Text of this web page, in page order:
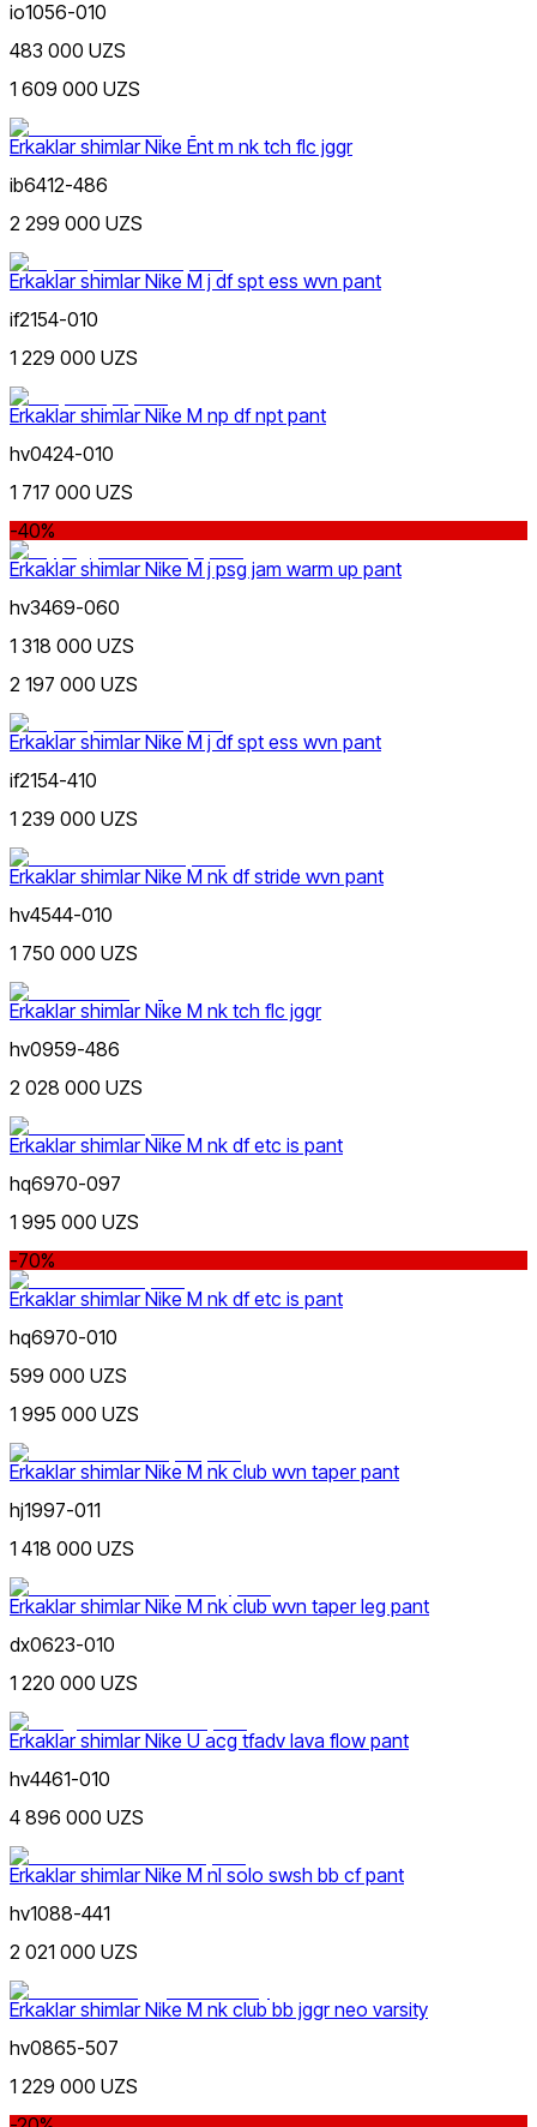
Qizil
Koʻk
Yashil
Sariq
Siyohrang
Jigarrang
Qora
Kulrang
gacha
Ommabop
Nike Tashkent Amir Temur
Nike Tashkent City Mall
Faqat onlayn (yetkazib berish)
io1056-010
483 000 UZS
1 609 000 UZS
Erkaklar shimlar Nike Ent m nk tch flc jggr
ib6412-486
2 299 000 UZS
Erkaklar shimlar Nike M j df spt ess wvn pant
if2154-010
1 229 000 UZS
Erkaklar shimlar Nike M np df npt pant
hv0424-010
1 717 000 UZS
-40%
Erkaklar shimlar Nike M j psg jam warm up pant
hv3469-060
1 318 000 UZS
2 197 000 UZS
Erkaklar shimlar Nike M j df spt ess wvn pant
if2154-410
1 239 000 UZS
Erkaklar shimlar Nike M nk df stride wvn pant
hv4544-010
1 750 000 UZS
Erkaklar shimlar Nike M nk tch flc jggr
hv0959-486
2 028 000 UZS
Erkaklar shimlar Nike M nk df etc is pant
hq6970-097
1 995 000 UZS
-70%
Erkaklar shimlar Nike M nk df etc is pant
hq6970-010
599 000 UZS
1 995 000 UZS
Erkaklar shimlar Nike M nk club wvn taper pant
hj1997-011
1 418 000 UZS
Erkaklar shimlar Nike M nk club wvn taper leg pant
dx0623-010
1 220 000 UZS
Erkaklar shimlar Nike U acg tfadv lava flow pant
hv4461-010
4 896 000 UZS
Erkaklar shimlar Nike M nl solo swsh bb cf pant
hv1088-441
2 021 000 UZS
Erkaklar shimlar Nike M nk club bb jggr neo varsity
hv0865-507
1 229 000 UZS